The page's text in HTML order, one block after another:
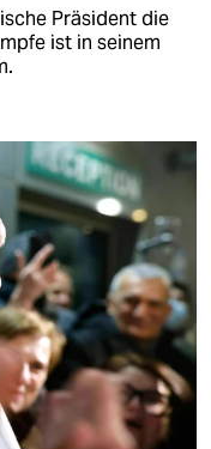
Präsident die
ist in seinem